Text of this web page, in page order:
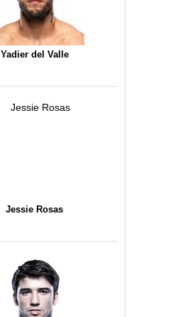
Yadier del Valle
Jessie Rosas